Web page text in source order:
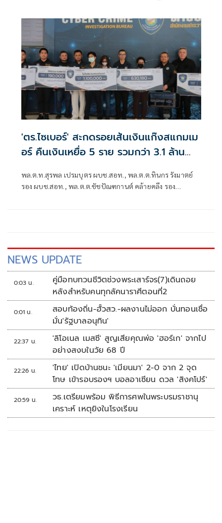
ป้องกันและปราบปรามอาชญากรรมออนไลน์ กระทรวงดีอี
'ตร.ไซเบอร์' สะกดรอยเส้นเงินแก๊งสแกมเม
อร์ คืนเงินเหยื่อ 5 ราย รวมกว่า 3.1 ล้าน
พล.ต.ท.สุรพล เปรมบุตร ผบช.สอท., พล.ต.ต.ทินกร รังมาตย์
รอง ผบช.สอท., พล.ต.ต.ชัชปัณฑกานต์ คล้ายคลึง รอง
NEWS UPDATE
0:03 น.
คู่มือทบทวนชีวิตช่วงพระเสาร์จร(7)เดินถอย
หลังสำหรับคนทุกลัคนาราศีตอนที่2
0:01 น.
สอบท้องถิ่น-ฮั้วสว.-ผลงานไม่ออก บั่นทอนเชื่อ
มั่น'รัฐบาลอนุทิน'
22:37 น.
'ลิโอเนล เมสซี' สูญเสียคุณพ่อ 'ฮอร์เก' จากไป
อย่างสงบในวัย 68 ปี
22:26 น.
'ไทย' เปิดบ้านชนะ 'เมียนมา' 2-0 จาก 2 จุด
โทษ เข้ารอบรองฯ บอลอาเซียน ดวล 'สิงคโปร์'
20:59 น.
วธ.เตรียมพร้อม พิธีการศพในพระบรมราชานุ
เคราะห์ เหตุยิงในโรงเรียน